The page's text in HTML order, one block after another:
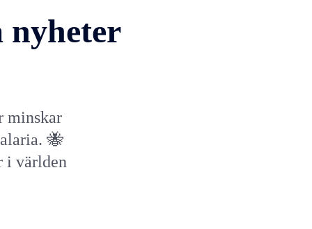
nyheter
minskar
🐝
i världen